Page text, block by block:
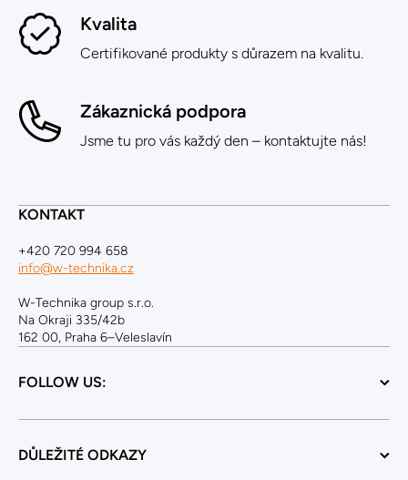
Kvalita
Certifikované produkty s důrazem na kvalitu.
Zákaznická podpora
Jsme tu pro vás každý den – kontaktujte nás!
KONTAKT
+420 720 994 658
info@w-technika.cz
W-Technika group s.r.o.
Na Okraji 335/42b
162 00, Praha 6–Veleslavín
FOLLOW US:
DŮLEŽITÉ ODKAZY